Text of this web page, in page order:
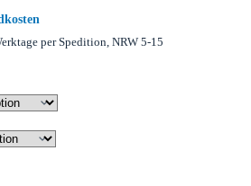
per Spedition, NRW 5-15